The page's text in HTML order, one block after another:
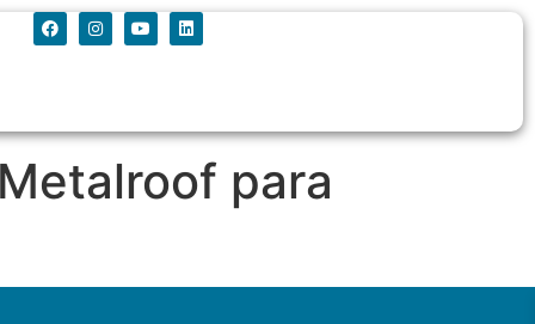
para